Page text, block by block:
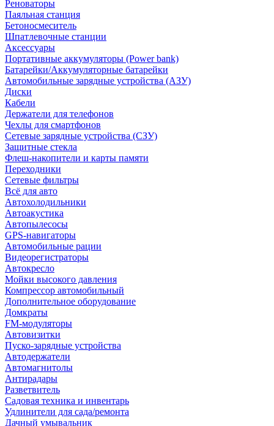
Реноваторы
Паяльная станция
Бетоносмеситель
Шпатлевочные станции
Аксессуары
Портативные аккумуляторы (Power bank)
Батарейки/Аккумуляторные батарейки
Автомобильные зарядные устройства (АЗУ)
Диски
Кабели
Держатели для телефонов
Чехлы для смартфонов
Сетевые зарядные устройства (СЗУ)
Защитные стекла
Флеш-накопители и карты памяти
Переходники
Сетевые фильтры
Всё для авто
Автохолодильники
Автоакустика
Автопылесосы
GPS-навигаторы
Автомобильные рации
Видеорегистраторы
Автокресло
Мойки высокого давления
Компрессор автомобильный
Дополнительное оборудование
Домкраты
FM-модуляторы
Автовизитки
Пуско-зарядные устройства
Автодержатели
Автомагнитолы
Антирадары
Разветвитель
Садовая техника и инвентарь
Удлинители для сада/ремонта
Дачный умывальник